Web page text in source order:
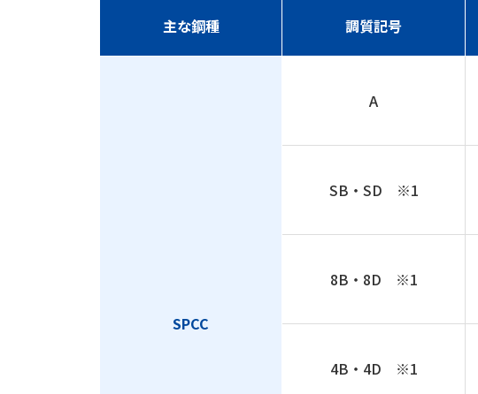
主な鋼種 調質記号
SPCC
A
SB・SD ※1
8B・8D ※1
4B・4D ※1